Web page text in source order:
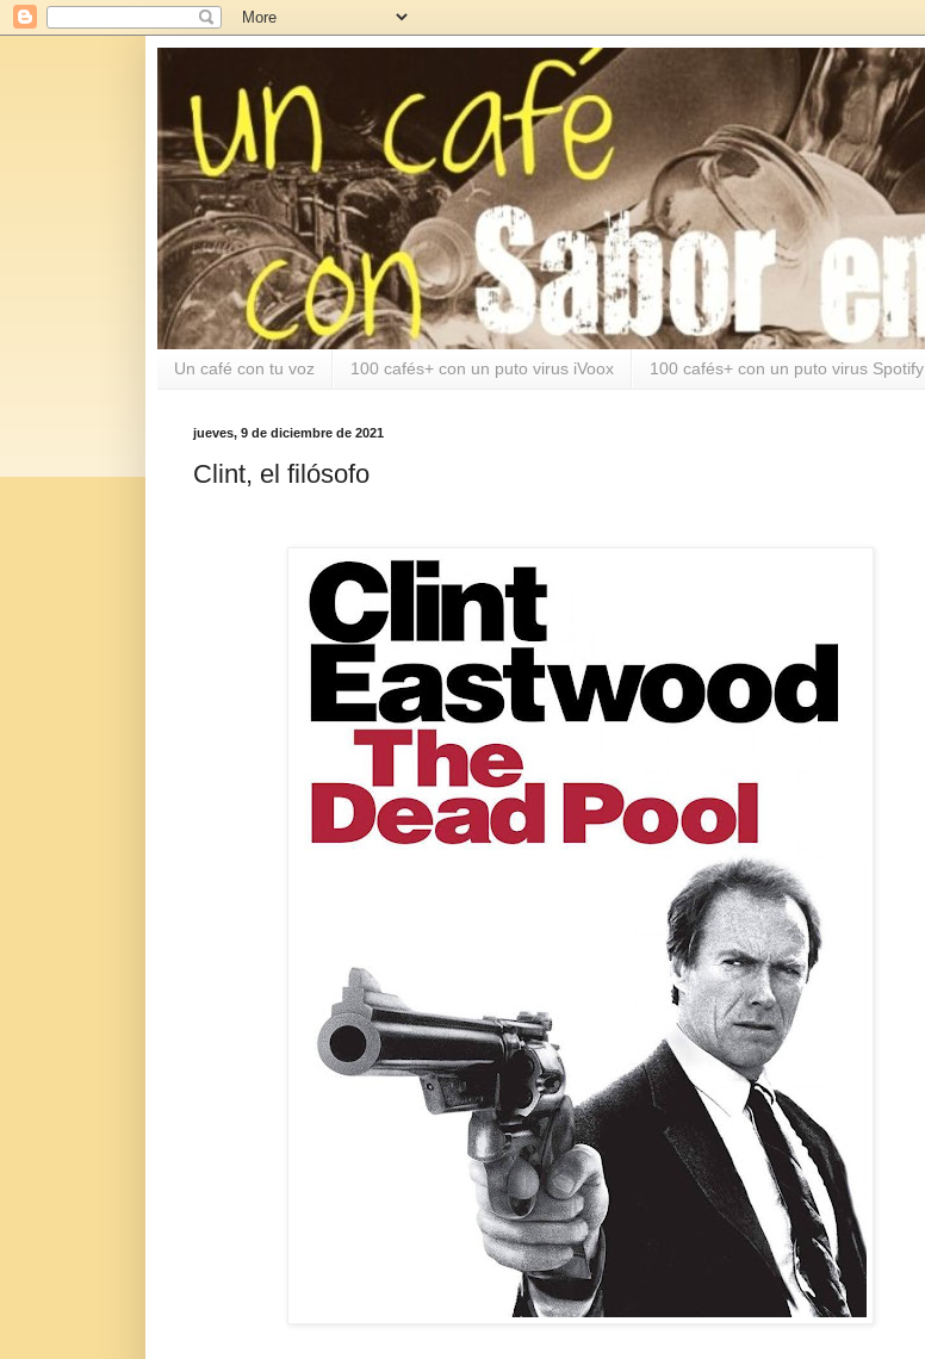
Un café con tu voz 100 cafés+ con un puto virus iVoox 100 cafés+ con un puto virus Spotify
jueves, 9 de diciembre de 2021
Clint, el filósofo